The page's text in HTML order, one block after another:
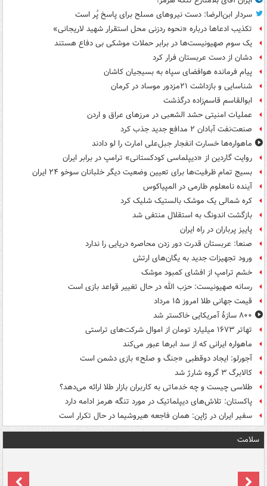
سردار ابن‌الرضا: دست نیروهای مسلح برای پاسخ پُر است
تکذیب ادعاها درباره «نحوه ردزنی محل استقرار شهید لاریجانی»
یک‌ سوم صهیونیست‌ها در برابر حملات موشکی بی دفاع هستند
دشان از دست عربستان فرار کرد
پیام فرمانده هوافضای سپاه به بسیجیان کاشان
شناسایی و بازداشت ۲۱مزدور موساد در کرمان
ابوالقاسم قاسم‌زاده درگذشت
عملیات امنیتی حشد الشعبی در مرزهای عراق و اردن
صنعت‌نفت آبادان ۲ مدافع جدید جذب کرد
ماهواره‌ها خسارت انفجار جبل‌علی امارت را لو دادند
روایت گاردین از «دیپلماسی کودکستانی» ترامپ در برابر ایران
بسیج تمام ظرفیت‌ها برای تعیین وضعیت دیگر خلبانان سوخو ۲۴ ایران
آینده نامعلوم طارمی در المپیاکوس
کره شمالی یک موشک بالستیک شلیک کرد
بازگشت اندونگ به استقلال منتفی شد
پاییز پرباران در راه ایران
صنعا: عربستان قدرت دور زدن محاصره دریایی را ندارد
ورود تجهیزات جدید به یگان‌های ارتش
خشم ترامپ از افشای کمبود موشک
رسانه صهیونیست: حزب الله در حال تغییر قواعد بازی است
قیمت جهانی طلا امروز ۱۵ مرداد
۸۰۰ سازۀ آمریکایی خاکستر شد
تهاتر ۱۶۷۳ میلیارد تومان از اموال شرکت‌های تراستی
ماهواره ایرانی که از سد ابرها عبور می‌کند
آجورلو: ایجاد دوقطبی «جنگ و صلح‌» بازی دشمن است
کالابرگ ۳ گروه شارژ شد
طلاسی چیست و چه خدماتی به کاربران بازار طلا ارائه می‌دهد؟
پاکستان: تلاش‌های دیپلماتیک در مورد تنگه هرمز ادامه دارد
سفیر ایران در ژاپن: همان فاجعه هیروشیما در حال تکرار است
سلامت